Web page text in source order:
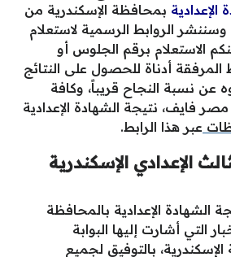
الإعدادية بمحافظة الإسكندرية من
الروابط الرسمية لاستعلام
الاستعلام برقم الجلوس أو
أدناة للحصول على النتائج
عن نسبة النجاح قريباً، وكافة
فايف، نتيجة الشهادة الإعدادية
عبر هذا الرابط.
الإعدادي الإسكندرية
الشهادة الإعدادية بالمحافظة
التي أشارت إليها البوابة
الإسكندرية، بالتوفيق لجميع